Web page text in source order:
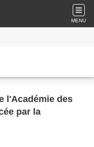
MENU
l'Académie des
par la